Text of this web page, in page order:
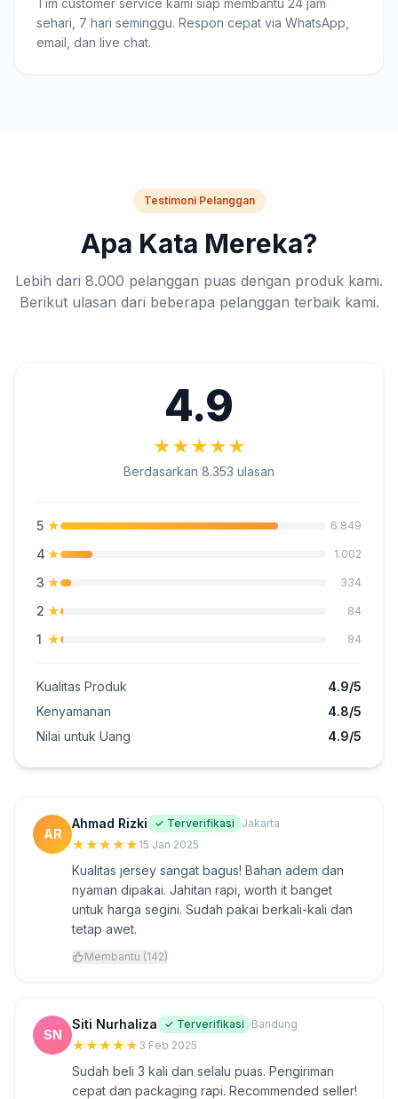
Tim customer service kami siap membantu 24 jam
sehari, 7 hari seminggu. Respon cepat via WhatsApp,
email, dan live chat.
Testimoni Pelanggan
Apa Kata Mereka?
Lebih dari 8.000 pelanggan puas dengan produk kami.
Berikut ulasan dari beberapa pelanggan terbaik kami.
4.9
★★★★★
Berdasarkan 8.353 ulasan
5 ★ 6.849
4 ★ 1.002
3 ★ 334
2 ★ 84
1 ★ 84
Kualitas Produk
4.9/5
Kenyamanan
4.8/5
Nilai untuk Uang
4.9/5
AR
Ahmad Rizki ✓ Terverifikasi Jakarta
★★★★★ 15 Jan 2025
Kualitas jersey sangat bagus! Bahan adem dan
nyaman dipakai. Jahitan rapi, worth it banget
untuk harga segini. Sudah pakai berkali-kali dan
tetap awet.
Membantu (142)
SN
Siti Nurhaliza ✓ Terverifikasi Bandung
★★★★★ 3 Feb 2025
Sudah beli 3 kali dan selalu puas. Pengiriman
cepat dan packaging rapi. Recommended seller!